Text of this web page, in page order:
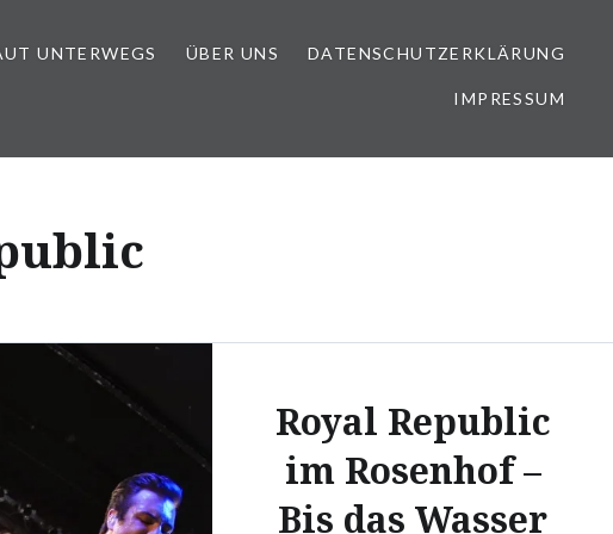
UNTERWEGS ÜBER UNS DATENSCHUTZERKLÄRUNG
IMPRESSUM
Royal Republic
im Rosenhof –
Bis das Wasser